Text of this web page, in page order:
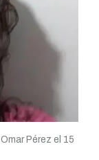
Pérez el 15